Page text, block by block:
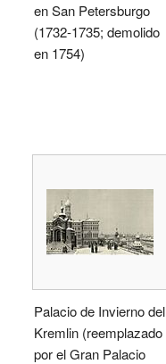
en San Petersburgo
(1732-1735; demolido
en 1754)
Palacio de Invierno del
Kremlin (reemplazado
por el Gran Palacio